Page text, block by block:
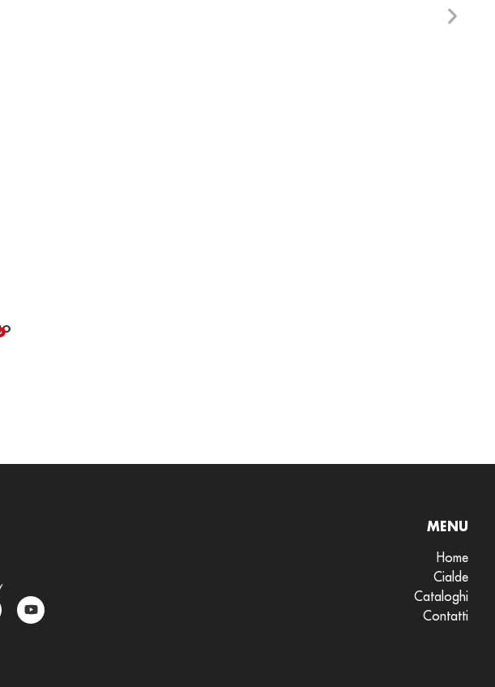
MENU
Home
Cialde
Cataloghi
Contatti